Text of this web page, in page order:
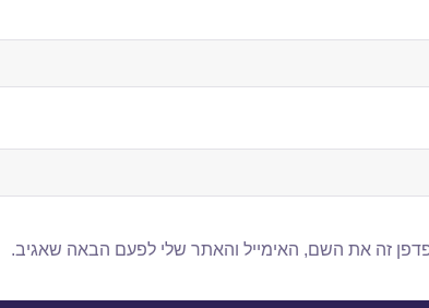
זה את השם, האימייל והאתר שלי לפעם הבאה שאגיב.